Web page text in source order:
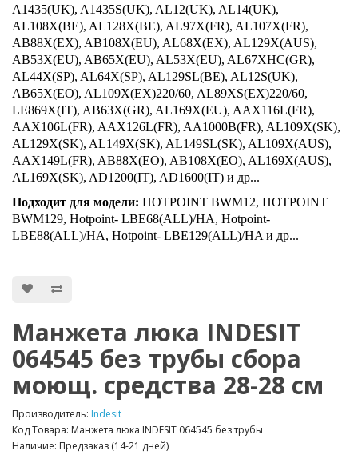
A1435(UK), A1435S(UK), AL12(UK), AL14(UK),
AL108X(BE), AL128X(BE), AL97X(FR), AL107X(FR),
AB88X(EX), AB108X(EU), AL68X(EX), AL129X(AUS),
AB53X(EU), AB65X(EU), AL53X(EU), AL67XHC(GR),
AL44X(SP), AL64X(SP), AL129SL(BE), AL12S(UK),
AB65X(EO), AL109X(EX)220/60, AL89XS(EX)220/60,
LE869X(IT), AB63X(GR), AL169X(EU), AAX116L(FR),
AAX106L(FR), AAX126L(FR), AA1000B(FR), AL109X(SK),
AL129X(SK), AL149X(SK), AL149SL(SK), AL109X(AUS),
AAX149L(FR), AB88X(EO), AB108X(EO), AL169X(AUS),
AL169X(SK), AD1200(IT), AD1600(IT) и др...
Подходит для модели: HOTPOINT BWM12, HOTPOINT
BWM129, Hotpoint- LBE68(ALL)/HA, Hotpoint-
LBE88(ALL)/HA, Hotpoint- LBE129(ALL)/HA и др...
Манжета люка INDESIT
064545 без трубы сбора
моющ. средства 28-28 см
Производитель: Indesit
Код Товара: Манжета люка INDESIT 064545 без трубы
Наличие: Предзаказ (14-21 дней)